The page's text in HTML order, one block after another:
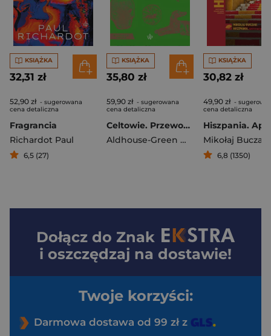
KSIĄŻKA
32,31 zł
52,90 zł - sugerowana
cena detaliczna
Fragrancia
Richardot Paul
6,5 (27)
KSIĄŻKA
35,80 zł
59,90 zł - sugerowana
cena detaliczna
Celtowie. Przewodnik po legendach, elfach i mitycznych krainach
Aldhouse-Green Miranda
KSIĄŻKA
30,82 zł
49,90 zł -
cena detaliczna
Mikołaj Buczak
6,8 (1350)
Dołącz do Znak
i oszczędzaj na dostawie!
Twoje korzyści:
Darmowa dostawa od 99 zł z